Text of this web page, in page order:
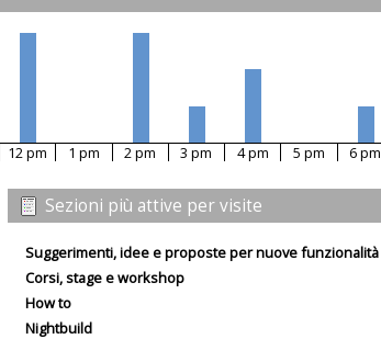
12 pm 1 pm 2 pm 3 pm 4 pm 5 pm 6 pm
Sezioni più attive per visite
Suggerimenti, idee e proposte per nuove funzionalità
Corsi, stage e workshop
How to
Nightbuild